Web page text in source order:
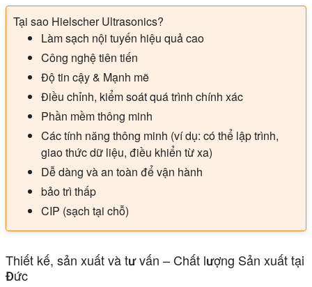
Tại sao Hielscher Ultrasonics?
Làm sạch nội tuyến hiệu quả cao
Công nghệ tiên tiến
Độ tin cậy & Mạnh mẽ
Điều chỉnh, kiểm soát quá trình chính xác
Phần mềm thông minh
Các tính năng thông minh (ví dụ: có thể lập trình,
giao thức dữ liệu, điều khiển từ xa)
Dễ dàng và an toàn để vận hành
bảo trì thấp
CIP (sạch tại chỗ)
Thiết kế, sản xuất và tư vấn – Chất lượng Sản xuất tại
Đức